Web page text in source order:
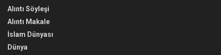
Alıntı Söyleşi
Alıntı Makale
İslam Dünyası
Dünya